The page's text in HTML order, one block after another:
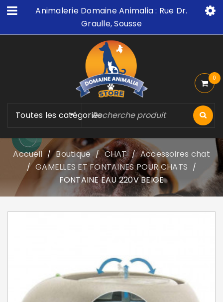
Animalerie Domaine Animalia : Rue Dr.
Graulle, Sousse
Toutes les catégories
0
Accueil / Boutique / CHAT / Accessoires chat
/ GAMELLES ET FONTAINES POUR CHATS /
FONTAINE EAU 220V BEIGE